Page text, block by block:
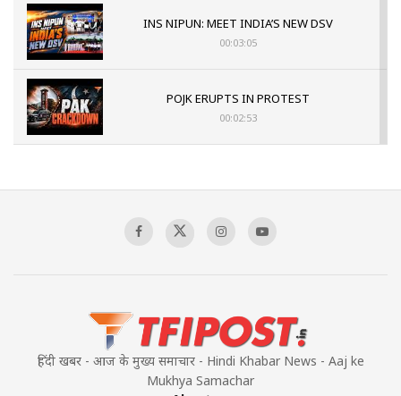
INS NIPUN: MEET INDIA’S NEW DSV
00:03:05
POJK ERUPTS IN PROTEST
00:02:53
Sagar
हिंदी खबर - आज के मुख्य समाचार - Hindi Khabar News - Aaj ke
Mukhya Samachar